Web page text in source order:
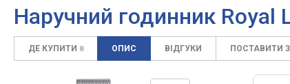
Наручний годинник Royal
ДЕ КУПИТИ 8 ОПИС ВІДГУКИ ПОСТАВИТИ